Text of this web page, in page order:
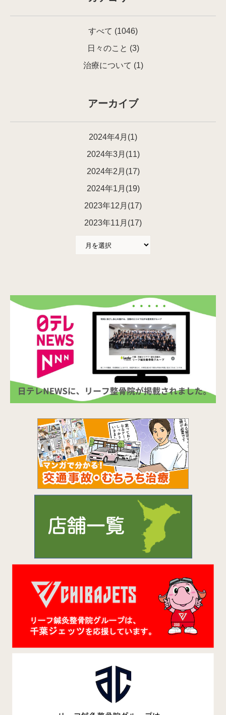
すべて (1046)
日々のこと (3)
治療について (1)
アーカイブ
2024年4月(1)
2024年3月(11)
2024年2月(17)
2024年1月(19)
2023年12月(17)
2023年11月(17)